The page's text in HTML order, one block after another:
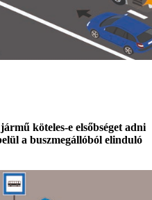
köteles-e elsőbséget adni
a buszmegállóból elinduló